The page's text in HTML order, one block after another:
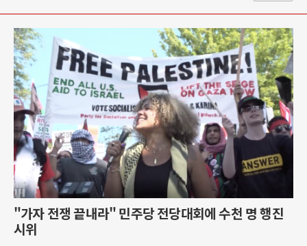
"가자 전쟁 끝내라" 민주당 전당대회에 수천 명 행진
시위